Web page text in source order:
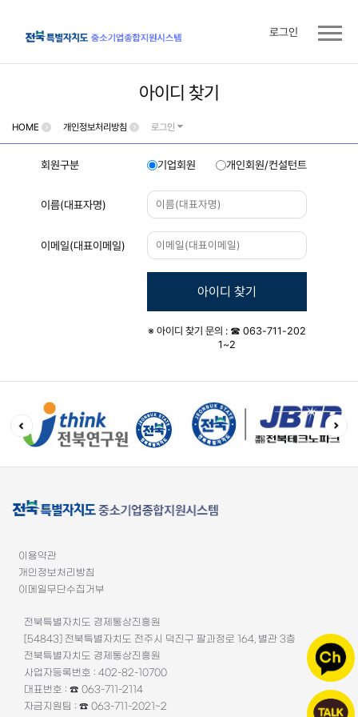
로그인
아이디 찾기
HOME 개인정보처리방침 로그인
회원구분 기업회원 개인회원/컨설턴트
이름(대표자명)
이메일(대표이메일)
아이디 찾기
※ 아이디 찾기 문의 : ☎ 063-711-202
1~2
이용약관
개인정보처리방침
이메일무단수집거부
전북특별자치도 경제통상진흥원
[54843] 전북특별자치도 전주시 덕진구 팔과정로 164, 별관 3층
전북특별자치도 경제통상진흥원
사업자등록번호 : 402-82-10700
대표번호 : ☎ 063-711-2114
자금지원팀 : ☎ 063-711-2021~2